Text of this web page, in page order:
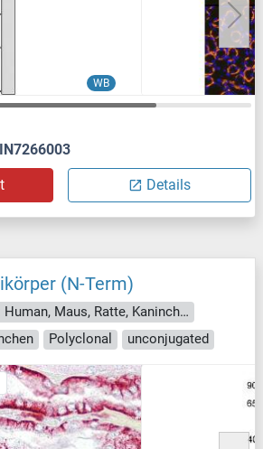
WB
Details
(N-Term)
Reaktivität: Human, Maus, Ratte, Kaninchen, Hund, Meerschweinchen, Rind (Kuh), Pferd
Polyclonal unconjugated